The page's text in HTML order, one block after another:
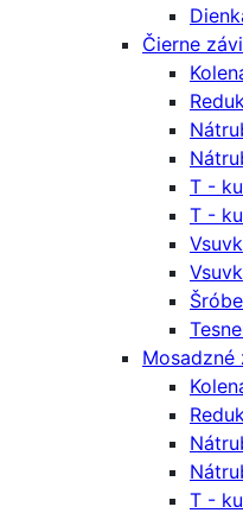
Čierne
T -
T -
T -